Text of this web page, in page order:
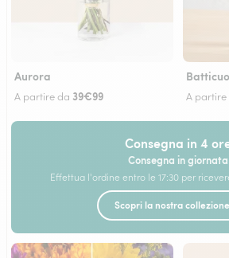
Aurora
A partire da 39€99 A partire
Consegna in 4
Consegna in giornata
Effettua l'ordine entro le 17:30 per
Scopri la nostra